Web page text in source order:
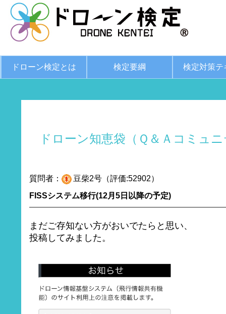
ドローン検定とは 検定要綱 検定対策テ
ドローン知恵袋（Ｑ＆Ａコミュ
質問者：
豆柴2号（評価:52902）
FISSシステム移行(12月5日以降の予定)
まだご存知ない方がおいでたらと思い、
投稿してみました。